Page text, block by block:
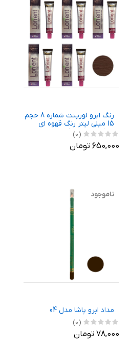
رنگ ابرو لورینت شماره 8 حجم
15 میلی لیتر رنگ قهوه ای
شارکول بسته 5 عددی
(0)
650,000 تومان
ناموجود
مداد ابرو پاشا مدل 04
(0)
78,000 تومان